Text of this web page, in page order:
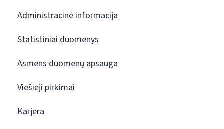
Administracinė informacija
Statistiniai duomenys
Asmens duomenų apsauga
Viešieji pirkimai
Karjera